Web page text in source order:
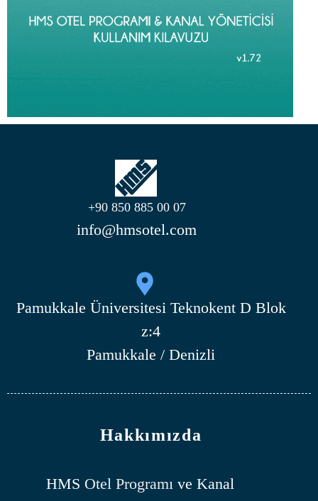
+90 850 885 00 07
info@hmsotel.com
Pamukkale Üniversitesi Teknokent D Blok
z:4
Pamukkale / Denizli
Hakkımızda
HMS Otel Programı ve Kanal